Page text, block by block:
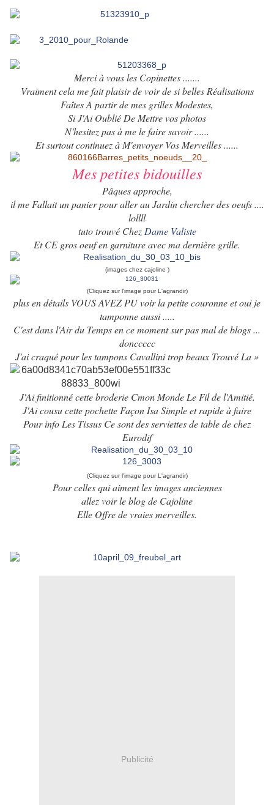
Merci à vous les Copinettes .......
Vraiment cela me fait plaisir de voir de si belles Réalisations
Faîtes A partir de mes grilles Modestes,
Si J'Ai Oublié De Mettre vos photos
N'hesitez pas à me le faire savoir ......
Et surtout continuez à M'envoyer Vos Merveilles ......
Mes petites bidouilles
Pâques approche,
il me Fallait un panier pouraller au Jardin chercher des oeufs ....
lollll
tuto trouvé Chez Dame Valiste
Et CE gros oeuf en garniture avec ma dernière grille.
(images chez cajoline )
(Cliquez sur l'image pour L'agrandir)
plus en détails VOUS AVEZ PU voir la petite couronne et oui je
tamponne aussi .....
C'est dans l'Air du Temps en ce moment sur pas mal de blogs ...
donccccc
J'ai craqué pour les tampons Cavallini trop beaux Trouvé La »
J'Ai finitionné cette broderie Cmon Monde Le Fil de l'Amitié.
J'Ai cousu cette pochette Façon IsaSimple et rapide à faire
Pour info Les Tissus Ce sont des serviettes de table de chez
Eurodif
(Cliquez sur l'image pour L'agrandir)
Pour celles qui aiment les images anciennes
allez voir le blog de Cajoline
Elle Offre de vraies merveilles.
Publicité